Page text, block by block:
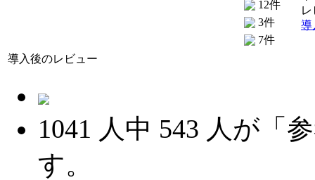
12件
3件
7件
導
導入後のレビュー
1041 人中 543 人が「
す。